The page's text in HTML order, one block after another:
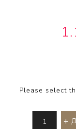
Please select